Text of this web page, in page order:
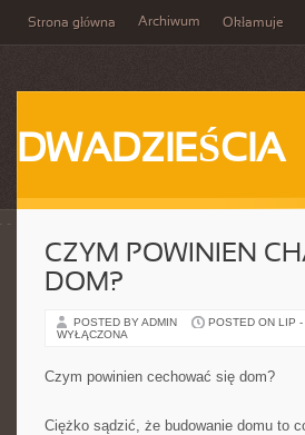
Strona główna Archiwum Okłamuje
DWADZIEŚCIA
CZYM POWINIEN
DOM?
POSTED BY ADMIN POSTED ON LIP
WYŁĄCZONA
Czym powinien cechować się dom?
Ciężko sądzić, że budowanie domu to